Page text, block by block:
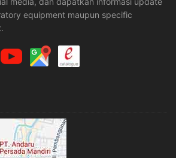
equipment maupun specific